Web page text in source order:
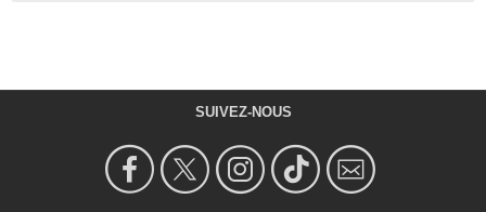
SUIVEZ-NOUS